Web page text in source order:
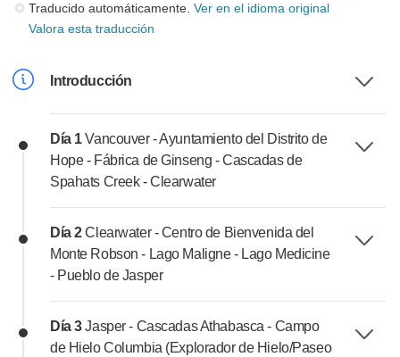
Traducido automáticamente. Ver en el idioma original
Valora esta traducción
Introducción
Día 1Vancouver - Ayuntamiento del Distrito de
Hope - Fábrica de Ginseng - Cascadas de
Spahats Creek - Clearwater
Día 2Clearwater - Centro de Bienvenida del
Monte Robson - Lago Maligne - Lago Medicine
- Pueblo de Jasper
Día 3Jasper - Cascadas Athabasca - Campo
de Hielo Columbia (Explorador de Hielo/Paseo